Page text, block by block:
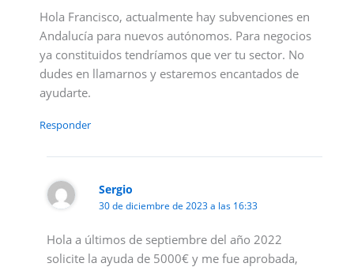
Hola Francisco, actualmente hay subvenciones en
Andalucía para nuevos autónomos. Para negocios
ya constituidos tendríamos que ver tu sector. No
dudes en llamarnos y estaremos encantados de
ayudarte.
Responder
Sergio
30 de diciembre de 2023 a las 16:33
Hola a últimos de septiembre del año 2022
solicite la ayuda de 5000€ y me fue aprobada,